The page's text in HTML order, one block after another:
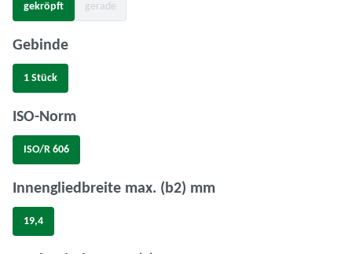
gekröpft gerade(Diese Option ist zurzeit nicht verfügbar.)
Gebindeauswählen
1 Stück
ISO-Normauswählen
ISO/R 606
Innengliedbreite max. (b2) mmauswählen
19,4